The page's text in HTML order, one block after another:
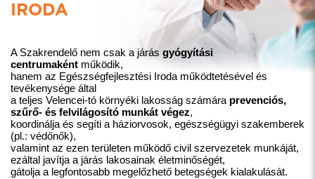
IRODA
A Szakrendelő nem csak a járás gyógyítási
centrumaként működik,
hanem az Egészségfejlesztési Iroda működtetésével és
tevékenysége által
a teljes Velencei-tó környéki lakosság számára prevenciós,
szűrő- és felvilágosító munkát végez,
koordinálja és segíti a háziorvosok, egészségügyi szakemberek
(pl.: védőnők),
valamint az ezen területen működő civil szervezetek munkáját,
ezáltal javítja a járás lakosainak életminőségét,
gátolja a legfontosabb megelőzhető betegségek kialakulását.